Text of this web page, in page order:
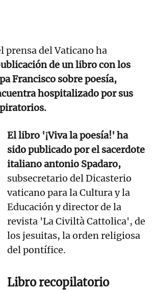
prensa del Vaticano ha
ublicación de un libro con los
Francisco sobre poesía,
hospitalizado por sus
El libro '¡Viva la poesía!' ha
sido publicado por el sacerdote
italiano antonio Spadaro,
subsecretario del Dicasterio
vaticano para la Cultura y la
Educación y director de la
revista 'La Civiltà Cattolica', de
los jesuitas, la orden religiosa
del pontífice.
Libro recopilatorio